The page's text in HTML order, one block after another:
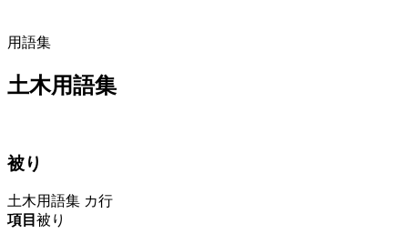
用語集
土木用語集
被り
土木用語集 カ行
項目 被り